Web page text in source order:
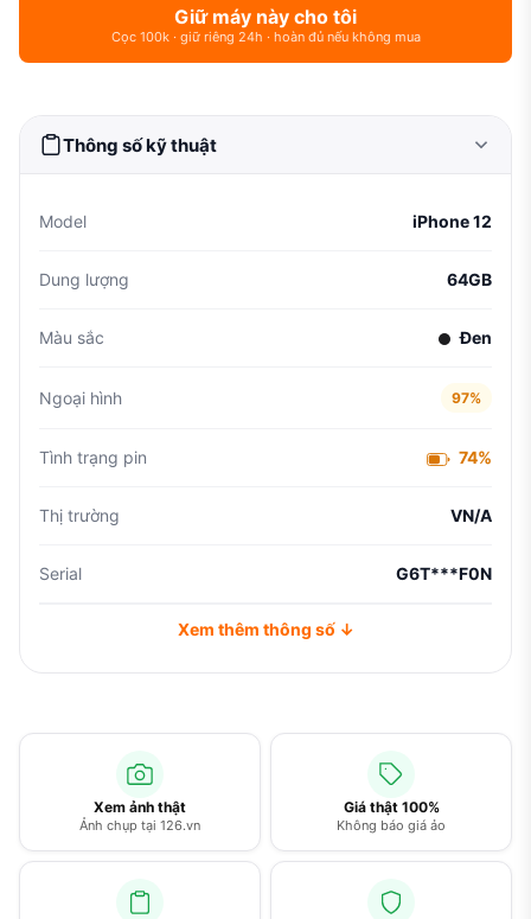
Giữ máy này cho tôi
Cọc 100k · giữ riêng 24h · hoàn đủ nếu không mua
Xem ảnh thật
Ảnh chụp tại 126.vn
Giá thật 100%
Không báo giá ảo
Thông số kỹ thuật
Model iPhone 12
Dung lượng 64GB
Màu sắc Đen
Ngoại hình 97%
Tình trạng pin 74%
Thị trường VN/A
Serial G6T***F0N
Xem thêm thông số ↓